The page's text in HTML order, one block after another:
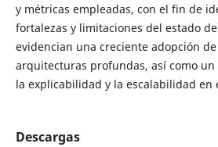
y métricas empleadas, con el fin de
fortalezas y limitaciones del estado
evidencian una creciente adopción
arquitecturas profundas, así como
la explicabilidad y la escalabilidad
Descargas